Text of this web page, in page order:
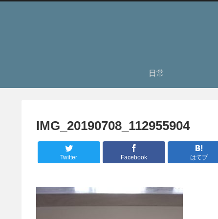
日常
IMG_20190708_112955904
Twitter Facebook はてブ